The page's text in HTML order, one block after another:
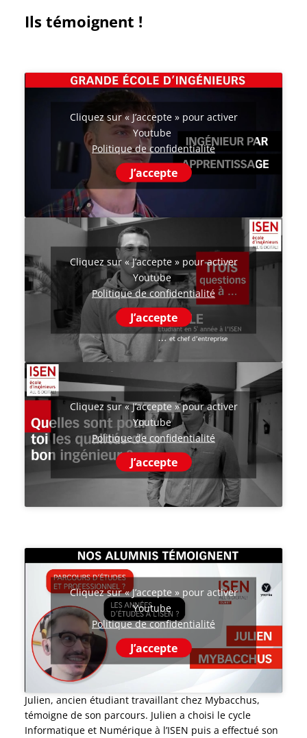
Ils témoignent !
Cliquez sur « J’accepte » pour activer
Youtube
Politique de confidentialité
J’accepte
Cliquez sur « J’accepte » pour activer
Youtube
Politique de confidentialité
J’accepte
Cliquez sur « J’accepte » pour activer
Youtube
Politique de confidentialité
J’accepte
Cliquez sur « J’accepte » pour activer
Youtube
Politique de confidentialité
J’accepte
Julien, ancien étudiant travaillant chez Mybacchus,
témoigne de son parcours. Julien a choisi le cycle
Informatique et Numérique à l’ISEN puis a effectué son